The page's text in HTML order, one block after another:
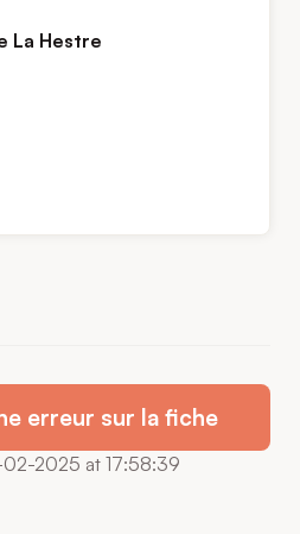
La Hestre
erreur sur la fiche
02-2025 at 17:58:39